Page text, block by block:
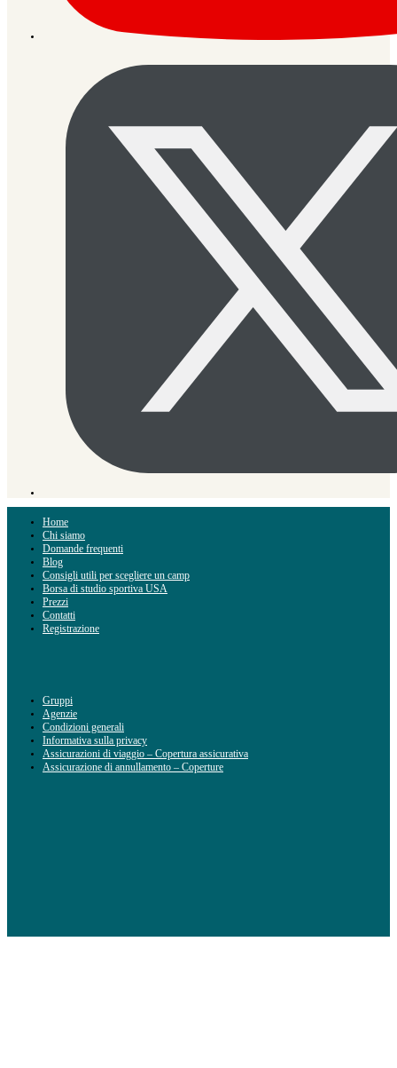
Home
Chi siamo
Domande frequenti
Blog
Consigli utili per scegliere un camp
Borsa di studio sportiva USA
Prezzi
Contatti
Registrazione
Gruppi
Agenzie
Condizioni generali
Informativa sulla privacy
Assicurazioni di viaggio – Copertura assicurativa
Assicurazione di annullamento – Coperture